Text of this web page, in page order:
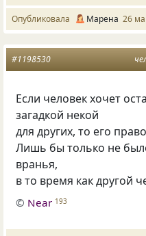
Опубликовала Марена 26
#1198530
Если человек хочет
загадкой некой
для других, то его
Лишь бы только не
вранья,
в то время как другой
© Near 193